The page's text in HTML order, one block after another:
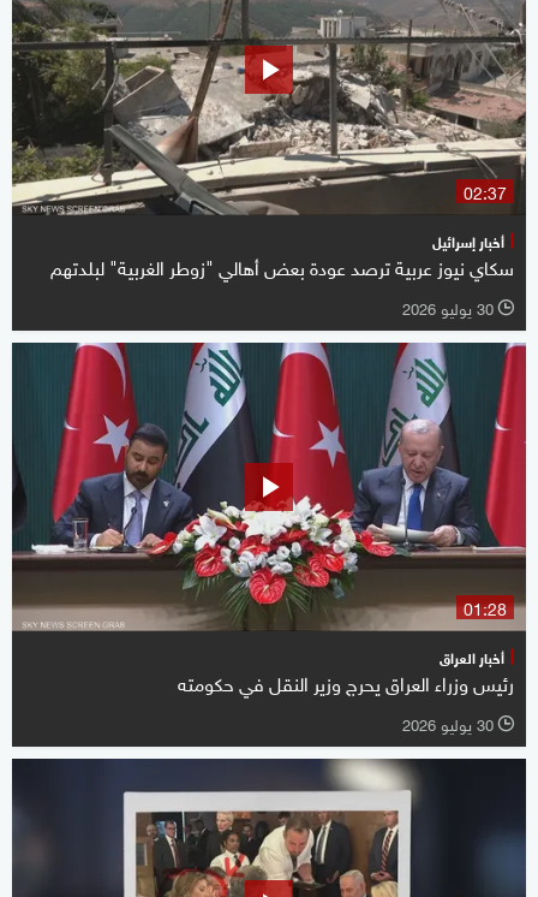
02:37
أخبار إسرائيل
سكاي نيوز عربية ترصد عودة بعض أهالي "زوطر الغربية" لبلدتهم
l 30 يوليو 2026
01:28
أخبار العراق
رئيس وزراء العراق يحرج وزير النقل في حكومته
l 30 يوليو 2026